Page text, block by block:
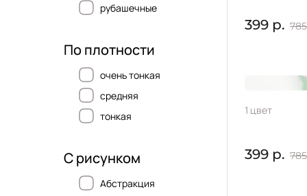
рубашечные
По плотности
очень тонкая
средняя
тонкая
С рисунком
Абстракция
399 р.
Вискоза
1 цвет
399 р.